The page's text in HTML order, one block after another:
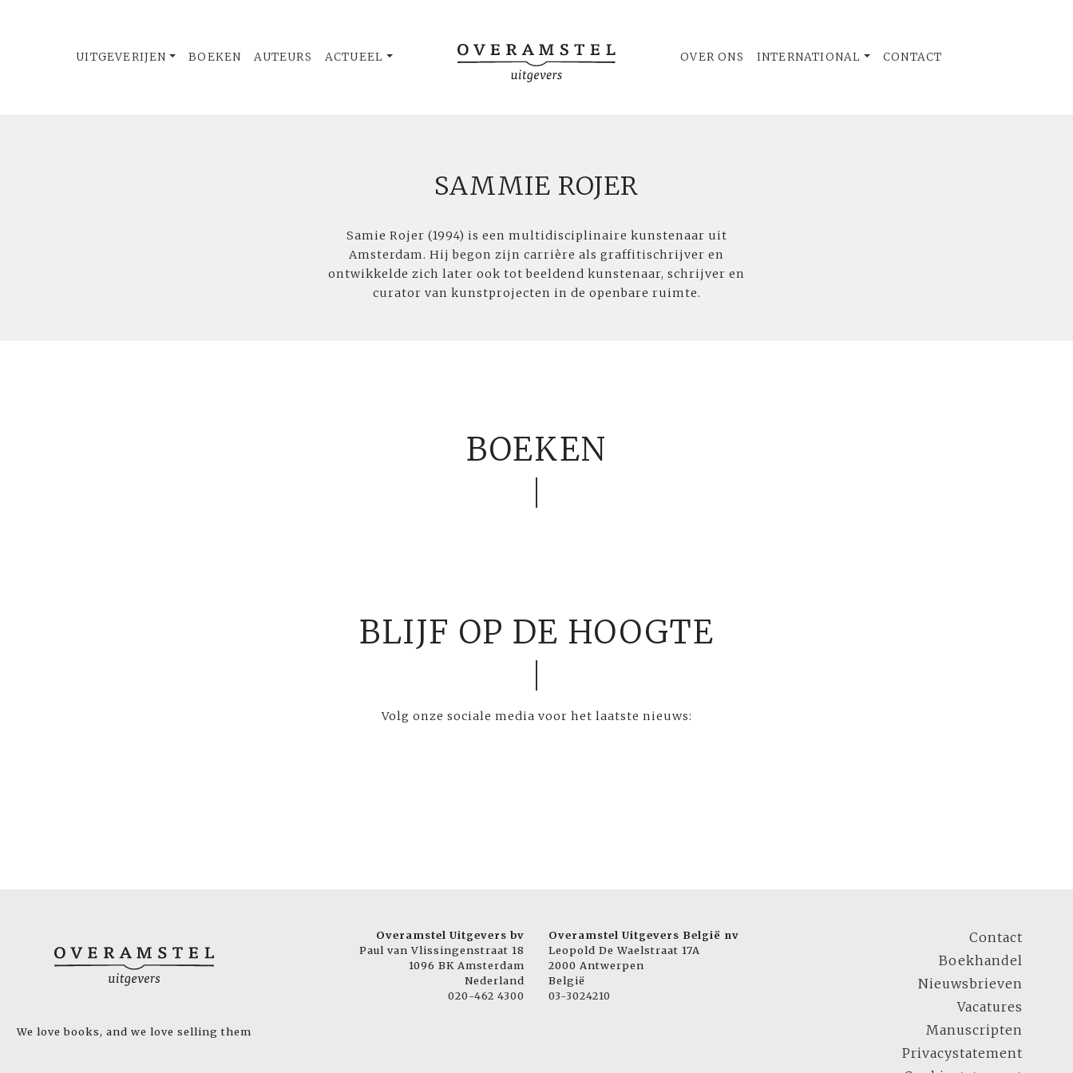
UITGEVERIJEN BOEKEN AUTEURS ACTUEEL OVER ONS INTERNATIONAL CONTACT
SAMMIE ROJER
Samie Rojer (1994) is een multidisciplinaire kunstenaar uit
Amsterdam. Hij begon zijn carrière als graffitischrijver en
ontwikkelde zich later ook tot beeldend kunstenaar, schrijver en
curator van kunstprojecten in de openbare ruimte.
BOEKEN
BLIJF OP DE HOOGTE
Volg onze sociale media voor het laatste nieuws:
We love books, and we love selling them
Overamstel Uitgevers bv
Paul van Vlissingenstraat 18
1096 BK Amsterdam
Nederland
020-462 4300
Overamstel Uitgevers België nv
Leopold De Waelstraat 17A
2000 Antwerpen
België
03-3024210
Contact
Boekhandel
Nieuwsbrieven
Vacatures
Manuscripten
Privacystatement